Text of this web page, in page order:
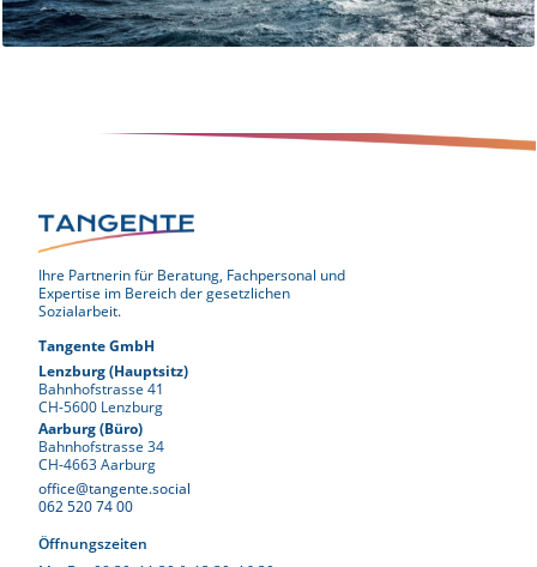
Ihre Partnerin für Beratung, Fachpersonal und
Expertise im Bereich der gesetzlichen
Sozialarbeit.
Tangente GmbH
Lenzburg (Hauptsitz)
Bahnhofstrasse 41
CH-5600 Lenzburg
Aarburg (Büro)
Bahnhofstrasse 34
CH-4663 Aarburg
office@tangente.social
062 520 74 00
Öffnungszeiten